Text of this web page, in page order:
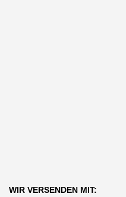
WIR VERSENDEN MIT: